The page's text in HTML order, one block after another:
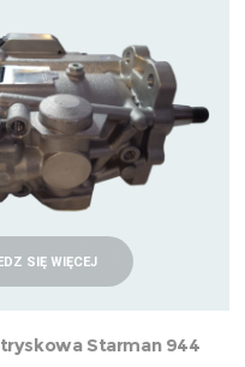
SIĘ WIĘCEJ
Starman 944